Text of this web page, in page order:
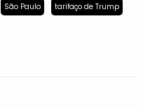
São Paulo tarifaço de Trump